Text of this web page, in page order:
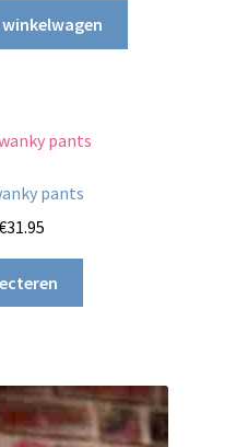
pants
31.95
tot
€31.95
Deze
optie